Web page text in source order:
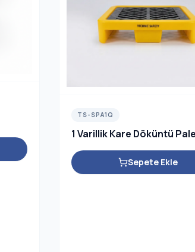
TS-SPA1Q
1 Varillik Kare Döküntü
Sepete Ekle